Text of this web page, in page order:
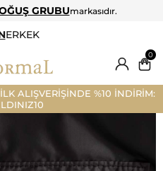
GRUBUmarkasıdır.
ERKEK
0
ALIŞVERİŞİNDE %10 İNDİRİM: